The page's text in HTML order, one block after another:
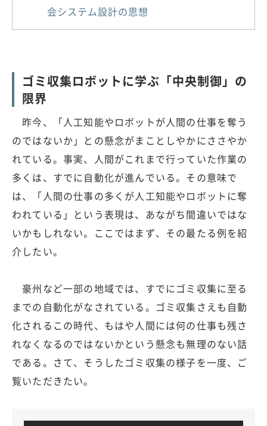
会システム設計の思想
ゴミ収集ロボットに学ぶ「中央制御」の
限界
昨今、「人工知能やロボットが人間の仕事を奪う
のではないか」との懸念がまことしやかにささやか
れている。事実、人間がこれまで行っていた作業の
多くは、すでに自動化が進んでいる。その意味で
は、「人間の仕事の多くが人工知能やロボットに奪
われている」という表現は、あながち間違いではな
いかもしれない。ここではまず、その最たる例を紹
介したい。
豪州など一部の地域では、すでにゴミ収集に至る
までの自動化がなされている。ゴミ収集さえも自動
化されるこの時代、もはや人間には何の仕事も残さ
れなくなるのではないかという懸念も無理のない話
である。さて、そうしたゴミ収集の様子を一度、ご
覧いただきたい。